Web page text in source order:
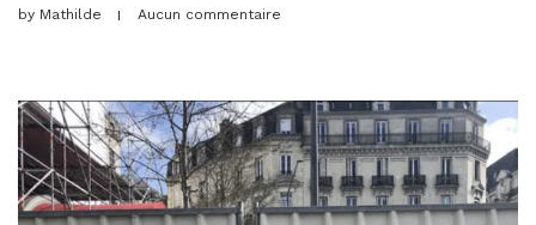
by Mathilde Aucun commentaire